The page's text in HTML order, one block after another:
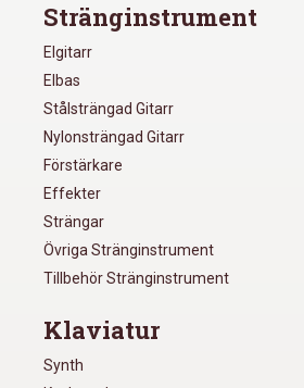
Stränginstrument
Elgitarr
Elbas
Stålsträngad Gitarr
Nylonsträngad Gitarr
Förstärkare
Effekter
Strängar
Övriga Stränginstrument
Tillbehör Stränginstrument
Klaviatur
Synth